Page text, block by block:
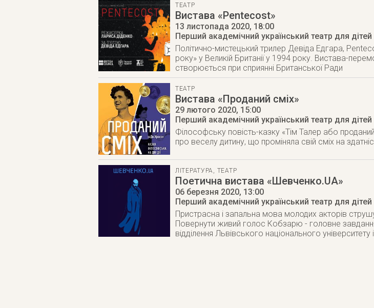
ТЕАТР
Вистава «Pentecost»
13 листопада 2020, 18:00
Перший академічний український театр для
Політично-мистецький трилер Девіда Едгара,
року» у Великій Британії у 1994 року. Вистава-
створюється при сприянні Британської Ради
ТЕАТР
Вистава «Проданий сміх»
29 лютого 2020, 15:00
Перший академічний український театр для
Філософську повість-казку «Тім Талер або
про веселу дитину, що проміняла свій сміх на
ЛІТЕРАТУРА , ТЕАТР
Поетична вистава «Шевченко.UA»
06 березня 2020, 13:00
Перший академічний український театр для
Пристрасна і запальна мова молодих акторів
Повернути живий голос Кобзарю - головне
відділення Львівського національного